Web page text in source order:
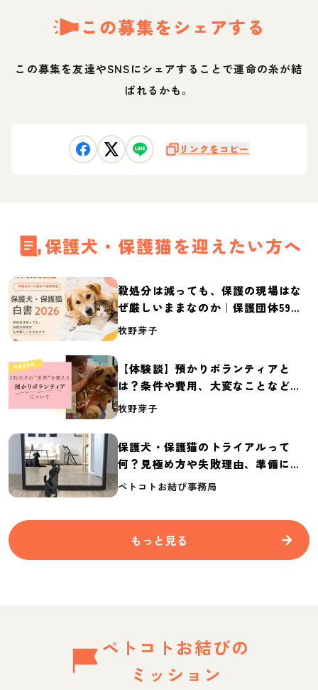
この募集をシェアする
この募集を友達やSNSにシェアすることで運命の糸が結
ばれるかも。
リンクをコピー
保護犬・保護猫を迎えたい方へ
殺処分は減っても、保護の現場はな
ぜ厳しいままなのか｜保護団体59団
体の実態調査【保護犬・保護猫白書
牧野芽子
【体験談】預かりボランティアと
は？条件や費用、大変なことなど紹
介
牧野芽子
保護犬・保護猫のトライアルって
何？見極め方や失敗理由、準備に必
要なものを紹介
ペトコトお結び事務局
もっと見る
ペトコトお結びの
ミッション